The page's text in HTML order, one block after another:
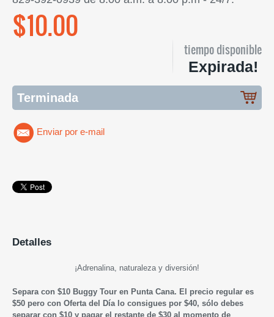
$10.00
tiempo disponible
Expirada!
Terminada
Enviar por e-mail
Detalles
¡Adrenalina, naturaleza y diversión!
Separa con $10 Buggy Tour en Punta Cana. El precio regular es
$50 pero con Oferta del Día lo consigues por $40, sólo debes
separar con $10 y pagar el restante de $30 al momento de